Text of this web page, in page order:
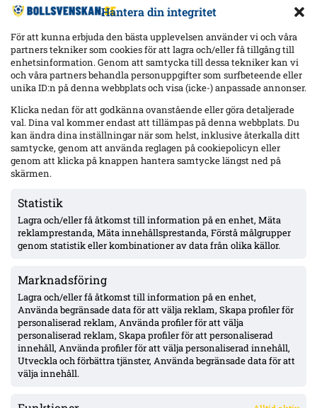
Hantera din integritet
För att kunna erbjuda den bästa upplevelsen använder vi och våra
partners tekniker som cookies för att lagra och/eller få tillgång till
enhetsinformation. Genom att samtycka till dessa tekniker kan vi
och våra partners behandla personuppgifter som surfbeteende eller
unika ID:n på denna webbplats och visa (icke-) anpassade annonser.
Klicka nedan för att godkänna ovanstående eller göra detaljerade
val. Dina val kommer endast att tillämpas på denna webbplats. Du
kan ändra dina inställningar när som helst, inklusive återkalla ditt
samtycke, genom att använda reglagen på cookiepolicyn eller
genom att klicka på knappen hantera samtycke längst ned på
skärmen.
Statistik
Lagra och/eller få åtkomst till information på en enhet, Mäta
reklamprestanda, Mäta innehållsprestanda, Förstå målgrupper
genom statistik eller kombinationer av data från olika källor.
Marknadsföring
Lagra och/eller få åtkomst till information på en enhet,
Använda begränsade data för att välja reklam, Skapa profiler för
personaliserad reklam, Använda profiler för att välja
personaliserad reklam, Skapa profiler för att personaliserad
innehåll, Använda profiler för att välja personaliserad innehåll,
Utveckla och förbättra tjänster, Använda begränsade data för att
välja innehåll.
Senaste
samtal pågår
Uppgifter: Kalmar FF lånar Kasper Paananen från SJK –
Mjällby jagar mittfältare efter Malachowski/Stroud-tappen –
en kandidat nobbade, Ålborgs Valdemar Möller för dyr
Oddevold väntas få drygt 1 Mkr via solidaritetsersättning från
Stroud-försäljningen – Fifa-utbetalning kan dröja år
Djurgården lugnt i fönstret enligt Honkavaara – ”allt under
kontroll”; Tschoumy-Nana nära matchform, Asoro borta ”av en
anledning”